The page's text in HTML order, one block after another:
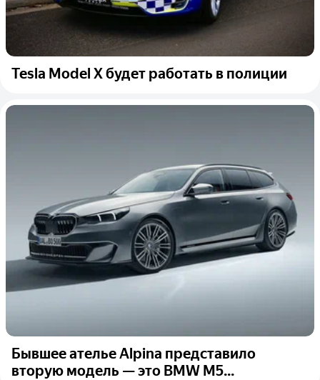
Tesla Model X будет работать в полиции
Бывшее ателье Alpina представило
вторую модель — это BMW M5...